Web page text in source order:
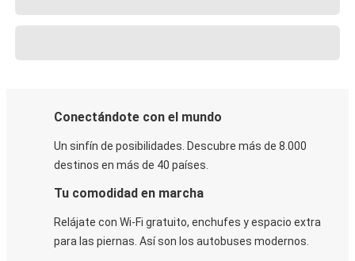
Conectándote con el mundo
Un sinfín de posibilidades. Descubre más de 8.000
destinos en más de 40 países.
Tu comodidad en marcha
Relájate con Wi-Fi gratuito, enchufes y espacio extra
para las piernas. Así son los autobuses modernos.